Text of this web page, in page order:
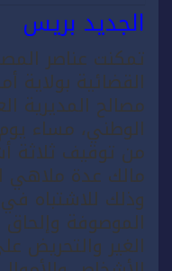
الجديد بريس
تمكنت عناصر
القضائية
مصالح المديرية
من توقيف ثلاثة
مالك عدة ملاهي
وذلك للاشتباه
الموصوفة
الغير والتحريض